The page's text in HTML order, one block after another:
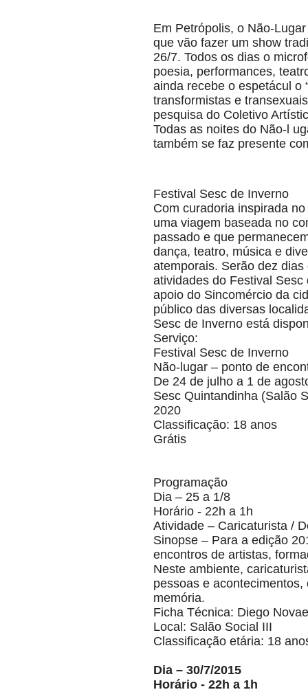
Em Petrópolis, o Não-
que vão fazer um show
26/7. Todos os dias o
poesia, performances,
ainda recebe o espetácul o
transformistas e
pesquisa do Coletivo
Todas as noites do Não-l
também se faz presente
Festival Sesc de Inverno
Com curadoria inspirada
uma viagem baseada no
passado e que
dança, teatro, música e
atemporais. Serão dez
atividades do Festival
apoio do Sincomércio da
público das diversas
Sesc de Inverno está
Serviço:
Festival Sesc de Inverno
Não-lugar – ponto de
De 24 de julho a 1 de
Sesc Quintandinha (Salão
2020
Classificação: 18 anos
Grátis
Programação
Dia – 25 a 1/8
Horário - 22h a 1h
Atividade – Caricaturista /
Sinopse – Para a edição
encontros de artistas,
Neste ambiente,
pessoas e
memória.
Ficha Técnica: Diego
Local: Salão Social III
Classificação etária: 18
Dia – 30/7/2015
Horário - 22h a 1h